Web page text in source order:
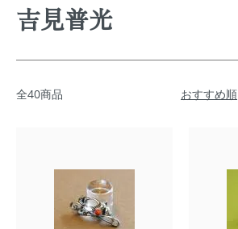
吉見普光
全40商品 おすすめ順